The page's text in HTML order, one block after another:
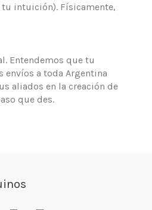
intuición). Físicamente,
Entendemos que tu
envíos a toda Argentina
aliados en la creación de
que des.